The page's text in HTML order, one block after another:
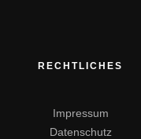
RECHTLICHES
Impressum
Datenschutz